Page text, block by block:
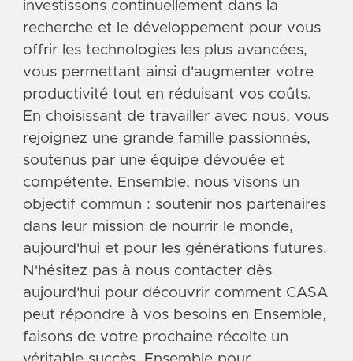
investissons continuellement dans la
recherche et le développement pour vous
offrir les technologies les plus avancées,
vous permettant ainsi d'augmenter votre
productivité tout en réduisant vos coûts.
En choisissant de travailler avec nous, vous
rejoignez une grande famille passionnés,
soutenus par une équipe dévouée et
compétente. Ensemble, nous visons un
objectif commun : soutenir nos partenaires
dans leur mission de nourrir le monde,
aujourd'hui et pour les générations futures.
N'hésitez pas à nous contacter dès
aujourd'hui pour découvrir comment CASA
peut répondre à vos besoins en Ensemble,
faisons de votre prochaine récolte un